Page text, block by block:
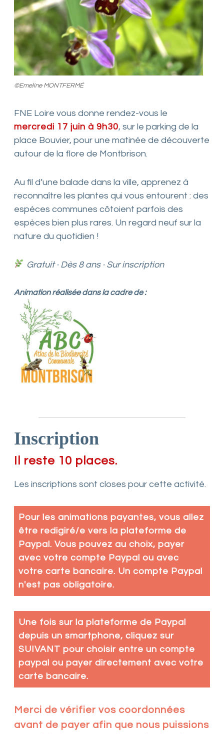
©Emeline MONTFERMÉ
FNE Loire vous donne rendez-vous le
mercredi 17 juin à 9h30, sur le parking de la
place Bouvier, pour une matinée de découverte
autour de la flore de Montbrison.
Au fil d’une balade dans la ville, apprenez à
reconnaître les plantes qui vous entourent : des
espèces communes côtoient parfois des
espèces bien plus rares. Un regard neuf sur la
nature du quotidien !
Gratuit · Dès 8 ans · Sur inscription
Animation réalisée dans la cadre de :
Inscription
Il reste 10 places.
Les inscriptions sont closes pour cette activité.
Pour les animations payantes, vous allez
être redigiré/e vers la plateforme de
Paypal. Vous pouvez au choix, payer
avec votre compte Paypal ou avec
votre carte bancaire. Un compte Paypal
n'est pas obligatoire.
Une fois sur la plateforme de Paypal
depuis un smartphone, cliquez sur
SUIVANT pour choisir entre un compte
paypal ou payer directement avec votre
carte bancaire.
Merci de vérifier vos coordonnées
avant de payer afin que nous puissions